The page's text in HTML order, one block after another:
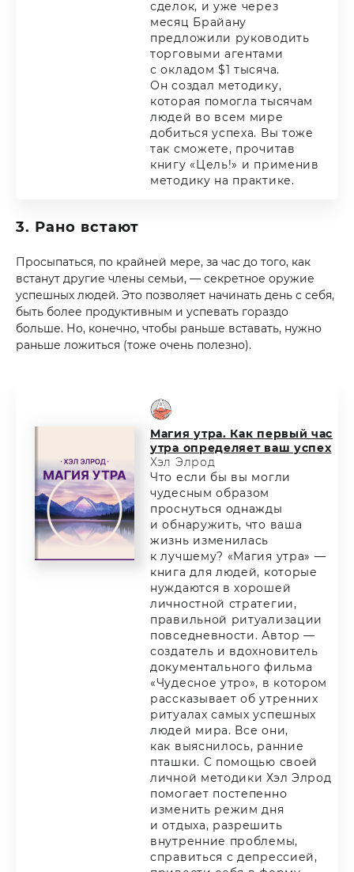
сделок, и уже через
месяц Брайану
предложили руководить
торговыми агентами
с окладом $1 тысяча.
Он создал методику,
которая помогла тысячам
людей во всем мире
добиться успеха. Вы тоже
так сможете, прочитав
книгу «Цель!» и применив
методику на практике.
3. Рано встают
Просыпаться, по крайней мере, за час до того, как
встанут другие члены семьи, — секретное оружие
успешных людей. Это позволяет начинать день с себя,
быть более продуктивным и успевать гораздо
больше. Но, конечно, чтобы раньше вставать, нужно
раньше ложиться (тоже очень полезно).
Магия утра. Как первый час
утра определяет ваш успех
Хэл Элрод
Что если бы вы могли
чудесным образом
проснуться однажды
и обнаружить, что ваша
жизнь изменилась
к лучшему? «Магия утра» —
книга для людей, которые
нуждаются в хорошей
личностной стратегии,
правильной ритуализации
повседневности. Автор —
создатель и вдохновитель
документального фильма
«Чудесное утро», в котором
рассказывает об утренних
ритуалах самых успешных
людей мира. Все они,
как выяснилось, ранние
пташки. С помощью своей
личной методики Хэл Элрод
помогает постепенно
изменить режим дня
и отдыха, разрешить
внутренние проблемы,
справиться с депрессией,